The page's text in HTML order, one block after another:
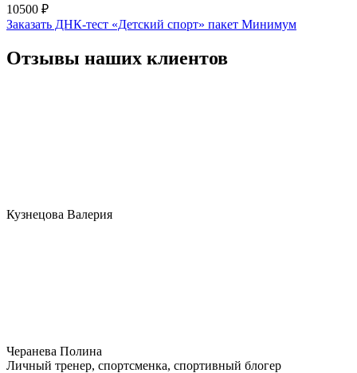
10500 ₽
Заказать ДНК-тест «Детский спорт» пакет Минимум
Отзывы наших клиентов
Кузнецова Валерия
Черанева Полина
Личный тренер, спортсменка, спортивный блогер